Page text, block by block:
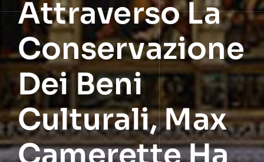
Attraverso La
Conservazione
Dei Beni
Culturali, Max